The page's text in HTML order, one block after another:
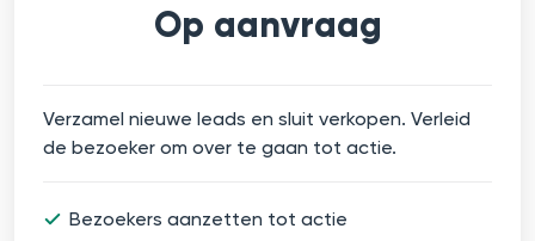
Op aanvraag
Verzamel nieuwe leads en sluit verkopen. Verleid
de bezoeker om over te gaan tot actie.
Bezoekers aanzetten tot actie